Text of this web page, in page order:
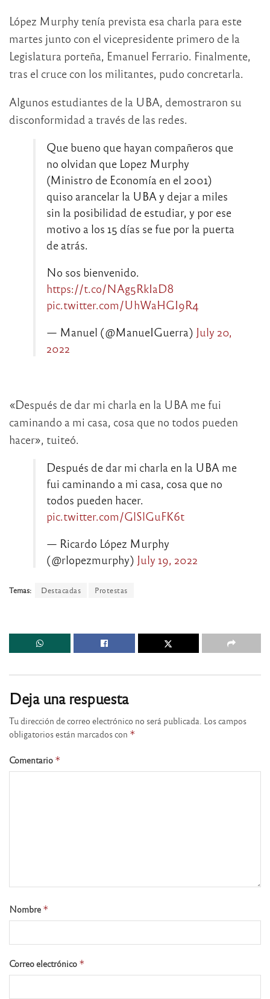
López Murphy tenía prevista esa charla para este
martes junto con el vicepresidente primero de la
Legislatura porteña, Emanuel Ferrario. Finalmente,
tras el cruce con los militantes, pudo concretarla.
Algunos estudiantes de la UBA, demostraron su
disconformidad a través de las redes.
Que bueno que hayan compañeros que
no olvidan que Lopez Murphy
(Ministro de Economía en el 2001)
quiso arancelar la UBA y dejar a miles
sin la posibilidad de estudiar, y por ese
motivo a los 15 días se fue por la puerta
de atrás.
No sos bienvenido.
https://t.co/NAg5RkIaD8
pic.twitter.com/UhWaHGI9R4
— Manuel (@ManueIGuerra) July 20,
2022
«Después de dar mi charla en la UBA me fui
caminando a mi casa, cosa que no todos pueden
hacer», tuiteó.
Después de dar mi charla en la UBA me
fui caminando a mi casa, cosa que no
todos pueden hacer.
pic.twitter.com/GlSlGuFK6t
— Ricardo López Murphy
(@rlopezmurphy) July 19, 2022
Temas: Destacadas Protestas
Deja una respuesta
Tu dirección de correo electrónico no será publicada. Los campos
obligatorios están marcados con *
Comentario *
Nombre *
Correo electrónico *